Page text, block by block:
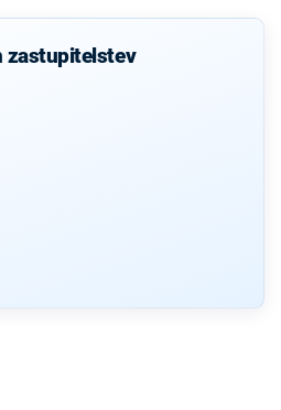
zastupitelstev